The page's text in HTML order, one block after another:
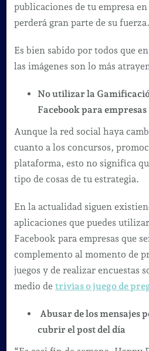
publicaciones de tu empresa
perderá gran parte de su fuerza.
Es bien sabido por todos que
las imágenes son lo más
No utilizar la
Facebook para empresas
Aunque la red social haya
cuanto a los concursos,
plataforma, esto no significa
tipo de cosas de tu estrategia.
En la actualidad siguen
aplicaciones que puedes
Facebook para empresas que
complemento al momento de
juegos y de realizar encuestas
medio de trivias o juego de
Abusar de los mensajes
cubrir el post del día